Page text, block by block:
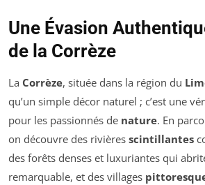
Une Évasion
de la Corrèze
La Corrèze, située dans la région du
qu’un simple décor naturel ; c’est une
pour les passionnés de nature. En
on découvre des rivières scintillantes
des forêts denses et luxuriantes qui
remarquable, et des villages